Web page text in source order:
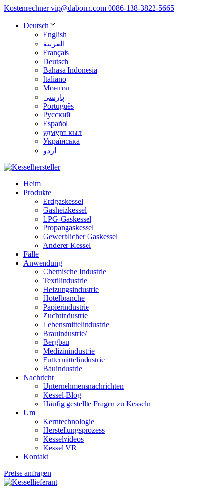
Kostenrechner vip@dabonn.com 0086-138-3822-5665
Deutsch
English
العربية
Français
Deutsch
Bahasa Indonesia
Italiano
Монгол
پارسی
Português
Русский
Español
удмурт кыл
Українська
اردو
Heim
Produkte
Erdgaskessel
Gasheizkessel
LPG-Gaskessel
Propangaskessel
Gewerblicher Gaskessel
Anderer Kessel
Fälle
Anwendung
Chemische Industrie
Textilindustrie
Heizungsindustrie
Hotelbranche
Papierindustrie
Zuchtindustrie
Lebensmittelindustrie
Brauindustrie/
Bergbau
Medizinindustrie
Futtermittelindustrie
Bauindustrie
Nachricht
Unternehmensnachrichten
Kessel-Blog
Häufig gestellte Fragen zu Kesseln
Um
Kerntechnologie
Herstellungsprozess
Kesselvideos
Kessel VR
Kontakt
Preise anfragen